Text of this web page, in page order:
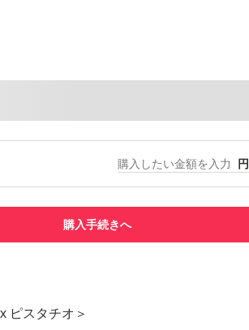
円
購入手続きへ
ピスタチオ＞